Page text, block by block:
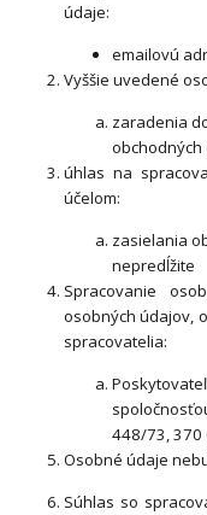
údaje:
emailovú
Vyššie uvedené
zaradenia
obchodných
úhlas na
účelom:
zasielania
nepredĺžite
Spracovanie
osobných údajov,
spracovatelia:
448/73, 370
Osobné údaje
Súhlas so